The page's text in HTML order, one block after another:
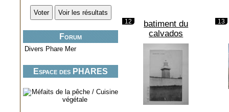
Forum
Divers Phare Mer
Espace des PHARES
batiment du
calvados
12 13